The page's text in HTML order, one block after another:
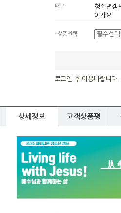
태그
청소년캠
아가요
· 상품선택
로그인 후 이용바랍니다.
상세정보 고객상품평